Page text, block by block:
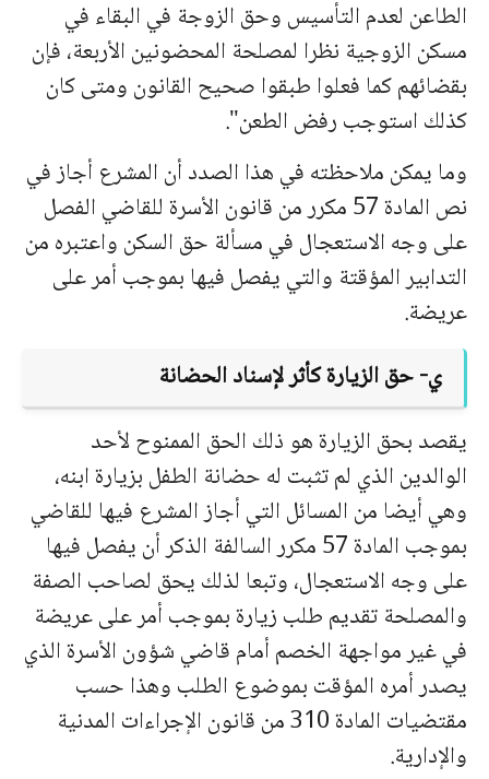
الطاعن لعدم التأسيس وحق الزوجة في البقاء في
مسكن الزوجية نظرا لمصلحة المحضونين الأربعة، فإن
بقضائهم كما فعلوا طبقوا صحيح القانون ومتى كان
كذلك استوجب رفض الطعن".
وما يمكن ملاحظته في هذا الصدد أن المشرع أجاز في
نص المادة 57 مكرر من قانون الأسرة للقاضي الفصل
على وجه الاستعجال في مسألة حق السكن واعتبره من
التدابير المؤقتة والتي يفصل فيها بموجب أمر على
عريضة.
ي- حق الزيارة كأثر لإسناد الحضانة
يقصد بحق الزيارة هو ذلك الحق الممنوح لأحد
الوالدين الذي لم تثبت له حضانة الطفل بزيارة ابنه،
وهي أيضا من المسائل التي أجاز المشرع فيها للقاضي
بموجب المادة 57 مكرر السالفة الذكر أن يفصل فيها
على وجه الاستعجال، وتبعا لذلك يحق لصاحب الصفة
والمصلحة تقديم طلب زيارة بموجب أمر على عريضة
في غير مواجهة الخصم أمام قاضي شؤون الأسرة الذي
يصدر أمره المؤقت بموضوع الطلب وهذا حسب
مقتضيات المادة 310 من قانون الإجراءات المدنية
والإدارية.